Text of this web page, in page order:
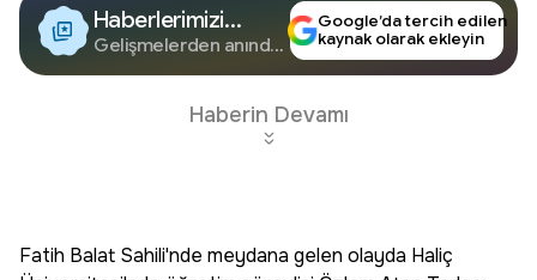
Haberlerimizi
Google'da Takip
Edin
Gelişmelerden anında
Google’da tercih edilen
kaynak olarak ekleyin
Haberin Devamı
Fatih Balat Sahili'nde meydana gelen olayda Haliç